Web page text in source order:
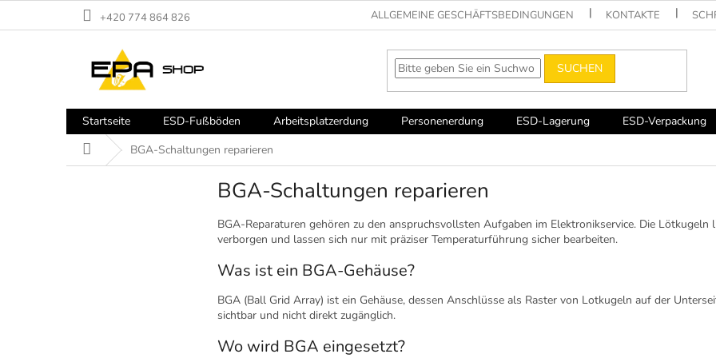
+420 774 864 826 ALLGEMEINE GESCHÄFTSBEDINGUNGEN KONTAKTE
SUCHEN
Startseite ESD-Fußböden Arbeitsplatzerdung Personenerdung ESD-Lagerung ESD-Verpackung
StartseiteBGA-Schaltungen reparieren
BGA-Schaltungen reparieren
BGA-Reparaturen gehören zu den anspruchsvollsten Aufgaben im Elektronikservice. Die Lötkugeln
verborgen und lassen sich nur mit präziser Temperaturführung sicher bearbeiten.
Was ist ein BGA-Gehäuse?
BGA (Ball Grid Array) ist ein Gehäuse, dessen Anschlüsse als Raster von Lotkugeln auf der
sichtbar und nicht direkt zugänglich.
Wo wird BGA eingesetzt?